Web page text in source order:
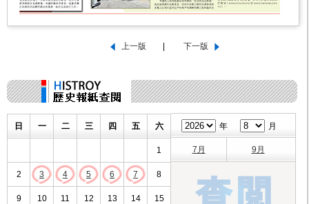
日 一 二 三 四 五 六
1
2 3 4 5 6 7 8
9 10 11 12 13 14 15
年 月
7月 9月